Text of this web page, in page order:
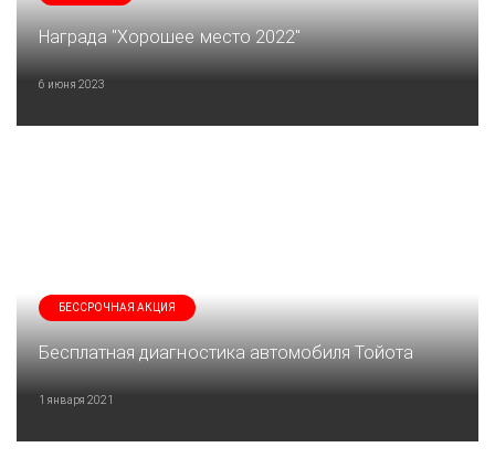
Награда "Хорошее место 2022"
6 июня 2023
БЕССРОЧНАЯ АКЦИЯ
Бесплатная диагностика автомобиля Тойота
1 января 2021